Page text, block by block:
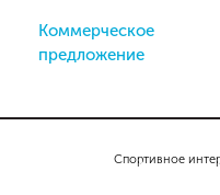
Спортивное
Коммерческое
предложение